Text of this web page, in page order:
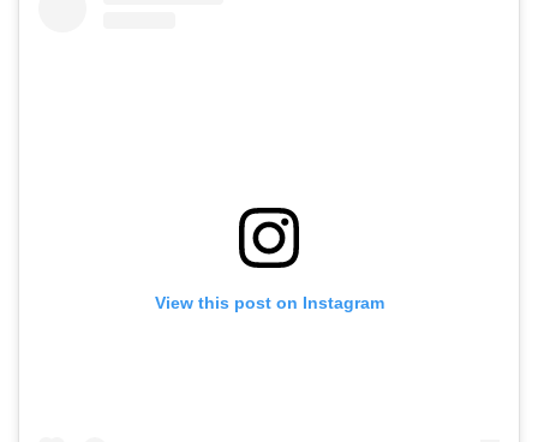
View this post on Instagram